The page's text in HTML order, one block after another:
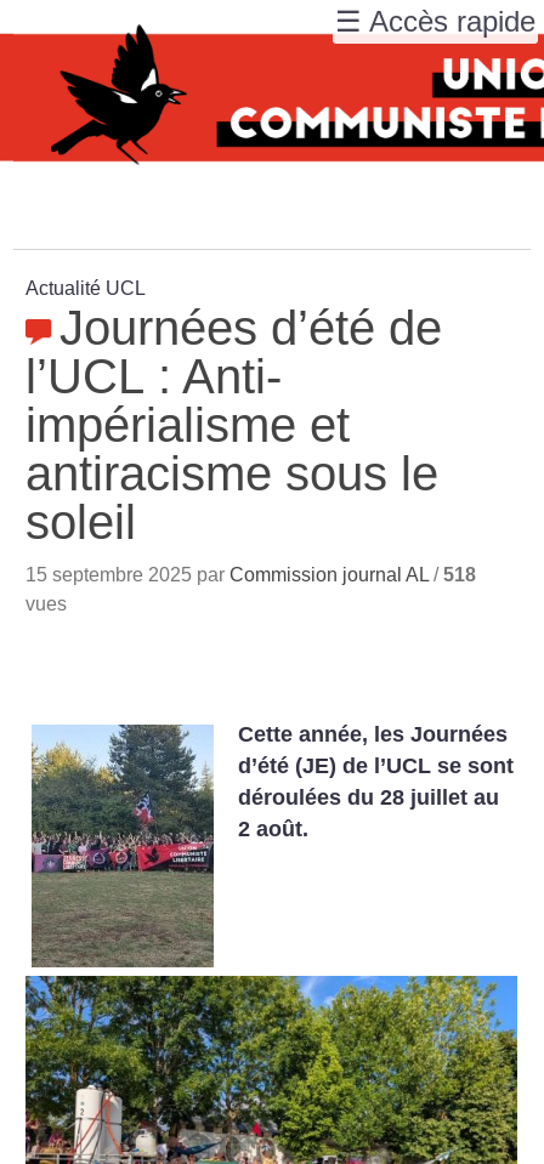
Actualité UCL
Journées d’été de
l’UCL : Anti-
impérialisme et
antiracisme sous le
soleil
15 septembre 2025 parCommission journal AL /518
vues
Cette année, les Journées
d’été (JE) de l’UCL se sont
déroulées du 28 juillet au
2 août.
☰ Accès rapide